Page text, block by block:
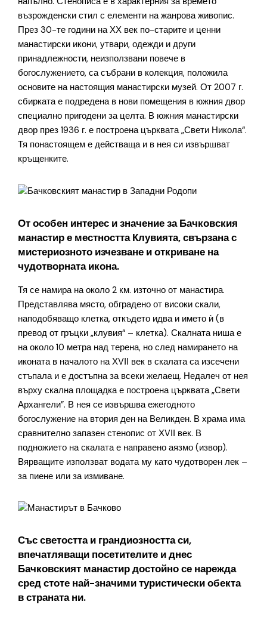
възрожденски стил с елементи на жанрова живопис.
През 30-те години на ХХ век по-старите и ценни
манастирски икони, утвари, одежди и други
принадлежности, неизползвани повече в
богослужението, са събрани в колекция, положила
основите на настоящия манастирски музей. От 2007 г.
сбирката е подредена в нови помещения в южния двор
специално пригодени за целта. В южния манастирски
двор през 1936 г. е построена църквата „Свети Никола“.
Тя понастоящем е действаща и в нея си извършват
кръщенките.
От особен интерес и значение за Бачковския
манастир е местността Клувията, свързана с
мистериозното изчезване и откриване на
чудотворната икона.
Тя се намира на около 2 км. източно от манастира.
Представлява място, обградено от високи скали,
наподобяващо клетка, откъдето идва и името ѝ (в
превод от гръцки „клувия“ – клетка). Скалната ниша е
на около 10 метра над терена, но след намирането на
иконата в началото на ХVІІ век в скалата са изсечени
стъпала и е достъпна за всеки желаещ. Недалеч от нея
върху скална площадка е построена църквата „Свети
Архангели”. В нея се извършва ежегодното
богослужение на втория ден на Великден. В храма има
сравнително запазен стенопис от ХVІІ век. В
подножието на скалата е направено аязмо (извор).
Вярващите използват водата му като чудотворен лек –
за пиене или за измиване.
Със светостта и грандиозността си,
впечатляващи посетителите и днес
Бачковският манастир достойно се нарежда
сред стоте най-значими туристически обекта
в страната ни.